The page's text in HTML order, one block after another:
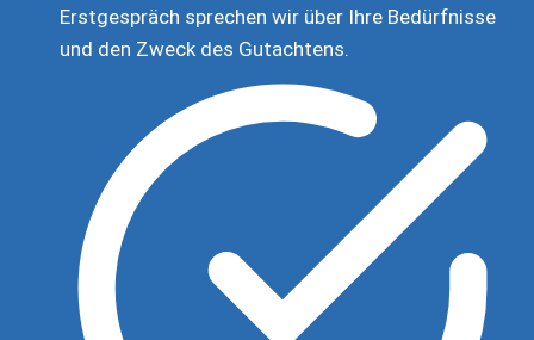
Erstgespräch sprechen wir über Ihre Bedürfnisse
und den Zweck des Gutachtens.